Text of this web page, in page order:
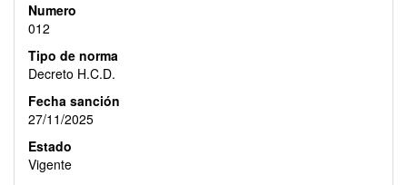
Numero
012
Tipo de norma
Decreto H.c.d.
Fecha sanción
27/11/2025
Estado
Vigente